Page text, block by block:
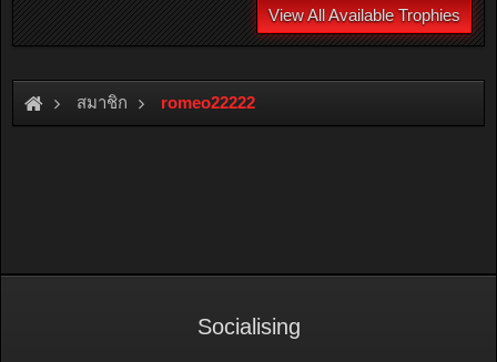
View All Available Trophies
สมาชิก romeo22222
Socialising